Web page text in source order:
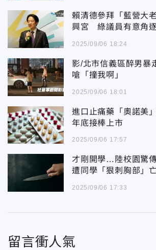
賴清德參拜「藍營大
興宮 綠議員有意角
2025/09/06 18:24
影/北市信義區醉男
嗆「撞我啊」
2025/09/06 18:01
進口止痛藥「奧諾美
年底接棒上市
2025/09/06 17:57
才剛開學…陸校園驚
遭同學「狠刺胸部」
2025/09/06 17:33
留言衝人氣